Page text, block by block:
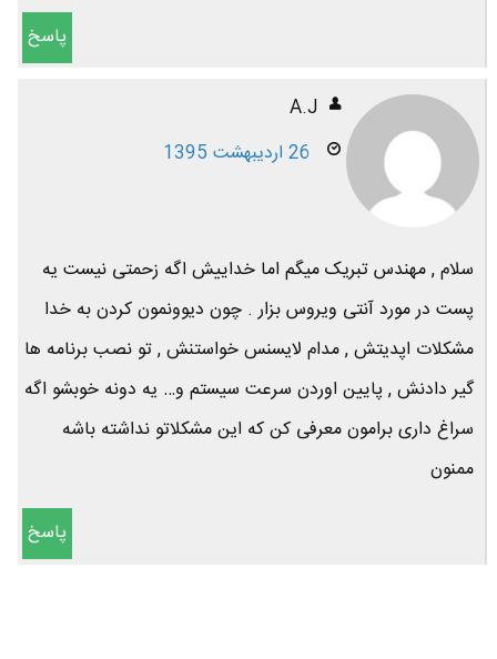
پاسخ
A.J
26 اردیبهشت 1395
سلام , مهندس تبریک میگم اما خداییش اگه زحمتی نیست یه
پست در مورد آنتی ویروس بزار . چون دیوونمون کردن به خدا
مشکلات اپدیتش , مدام لایسنس خواستنش , تو نصب برنامه ها
گیر دادنش , پایین اوردن سرعت سیستم و… یه دونه خوبشو اگه
سراغ داری برامون معرفی کن که این مشکلاتو نداشته باشه
ممنون
پاسخ